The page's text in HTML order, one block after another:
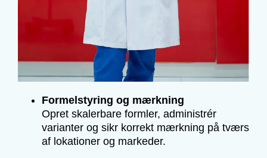
Formelstyring og mærkning
Opret skalerbare formler, administrér
varianter og sikr korrekt mærkning på tværs
af lokationer og markeder.